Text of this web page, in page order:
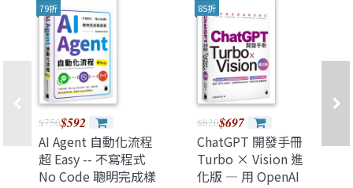
79折
$750$592
AI Agent 自動化流程
超 Easy -- 不寫程式
No Code 聰明完成樣
85折
$820$697
ChatGPT 開發手冊
Turbo × Vision 進
化版 — 用 OpenAI